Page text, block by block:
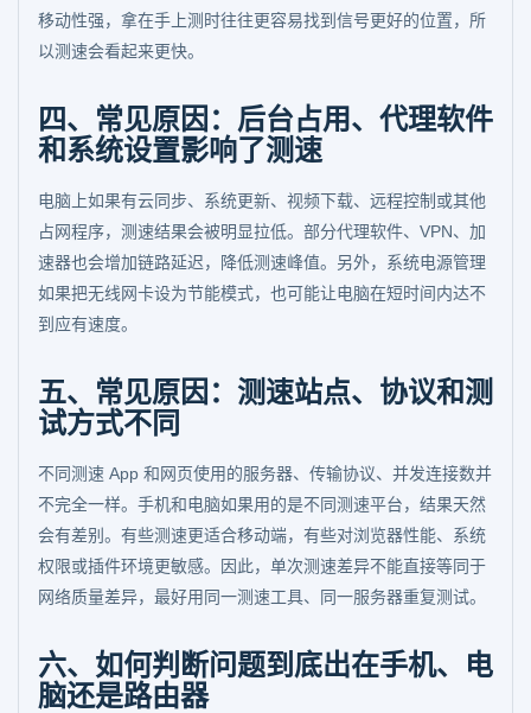
移动性强，拿在手上测时往往更容易找到信号更好的位置，所
以测速会看起来更快。
四、常见原因：后台占用、代理软件
和系统设置影响了测速
电脑上如果有云同步、系统更新、视频下载、远程控制或其他
占网程序，测速结果会被明显拉低。部分代理软件、VPN、加
速器也会增加链路延迟，降低测速峰值。另外，系统电源管理
如果把无线网卡设为节能模式，也可能让电脑在短时间内达不
到应有速度。
五、常见原因：测速站点、协议和测
试方式不同
不同测速 App 和网页使用的服务器、传输协议、并发连接数并
不完全一样。手机和电脑如果用的是不同测速平台，结果天然
会有差别。有些测速更适合移动端，有些对浏览器性能、系统
权限或插件环境更敏感。因此，单次测速差异不能直接等同于
网络质量差异，最好用同一测速工具、同一服务器重复测试。
六、如何判断问题到底出在手机、电
脑还是路由器